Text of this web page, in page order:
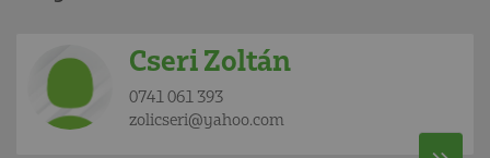
Cseri Zoltán
0741 061 393
zolicseri@yahoo.com